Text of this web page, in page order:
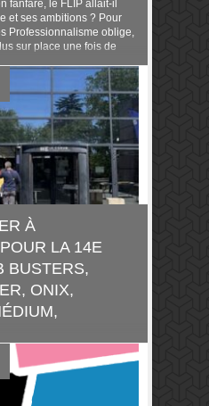
fanfare, le FLIP allait-il
et ses ambitions ? Pour
Professionnalisme oblige,
sur place une fois de
À
LA 14E
BUSTERS,
ONIX,
14e édition du festival
événement convivial qui
d’année en année un peu
local et national.